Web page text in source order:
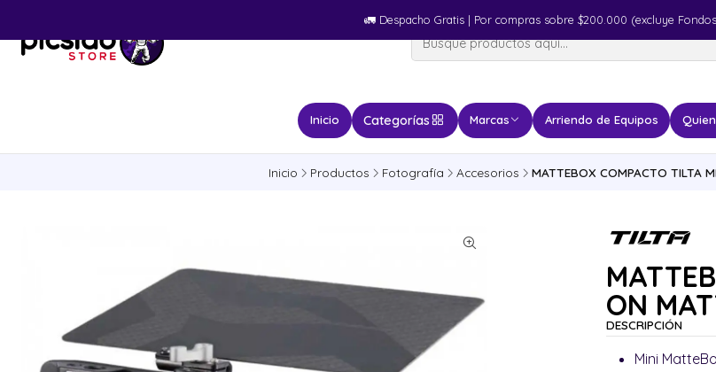
Inicio Categorías Marcas Arriendo de Equipos
🚛​ Despacho Gratis | Por compras sobre $200.000 (excluye
Inicio Productos Fotografía Accesorios MATTEBOX COMPACTO TILTA
ON
DESCRIPCIÓN
Mini